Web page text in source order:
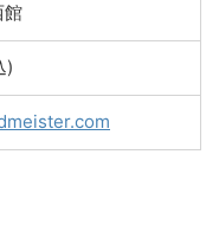
館
)